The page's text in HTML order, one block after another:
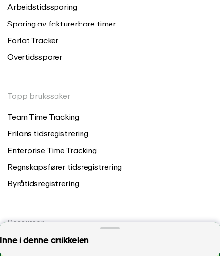
Inne i denne artikkelen
Hvor mye tid bruker du på spesifikke oppgaver?
Arbeidstidssporing
Sporing av fakturerbare timer
Forlat Tracker
Overtidssporer
Topp brukssaker
Team Time Tracking
Frilans tidsregistrering
Enterprise Time Tracking
Regnskapsfører tidsregistrering
Byråtidsregistrering
Ressurser
Blogg